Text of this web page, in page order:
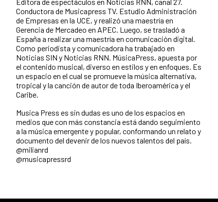
Conductora de Musicapress TV. Estudio Administración
de Empresas en la UCE, y realizó una maestría en
Gerencia de Mercadeo en APEC. Luego, se trasladó a
España a realizar una maestría en comunicación digital.
Como periodista y comunicadora ha trabajado en
Noticias SIN y Noticias RNN. MúsicaPress, apuesta por
el contenido musical, diverso en estilos y en enfoques. Es
un espacio en el cual se promueve la música alternativa,
tropical y la canción de autor de toda Iberoamérica y el
Caribe.
Musica Press es sin dudas es uno de los espacios en
medios que con más constancia está dando seguimiento
a la música emergente y popular, conformando un relato y
documento del devenir de los nuevos talentos del país.
@milianrd
@musicapressrd